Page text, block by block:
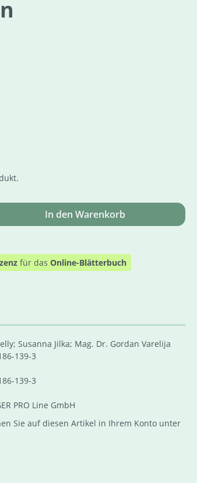
den gewünschten Wert
In den Warenkorb
für das Online-Blätterbuch
Susanna Jilka; Mag. Dr. Gordan Varelija
139-3
139-3
PRO Line GmbH
Sie auf diesen Artikel in Ihrem Konto unter